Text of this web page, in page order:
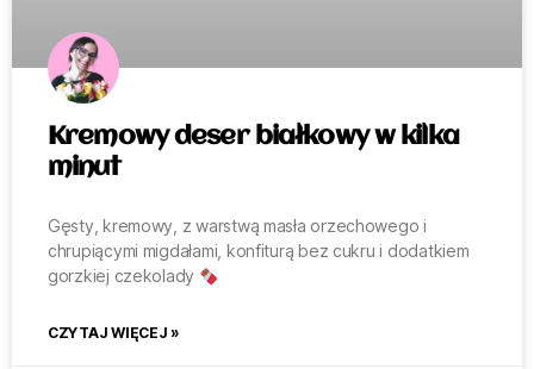
Kremowy deser białkowy w kilka
minut
Gęsty, kremowy, z warstwą masła orzechowego i
chrupiącymi migdałami, konfiturą bez cukru i dodatkiem
gorzkiej czekolady
CZYTAJ WIĘCEJ »